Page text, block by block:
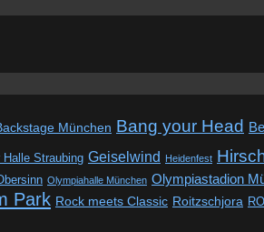
München Bang your Head
Halle Straubing Geiselwind Heidenfest
Olympiahalle München Olympiastadion
Park Rock meets Classic Roitzschjora